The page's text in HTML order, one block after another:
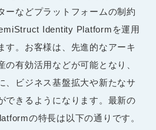
ーなどプラットフォームの制約
Identity Platformを運用
す。お客様は、先進的なアーキ
の有効活用などが可能となり、
、ビジネス基盤拡大や新たなサ
できるようになります。最新の
の特長は以下の通りです。